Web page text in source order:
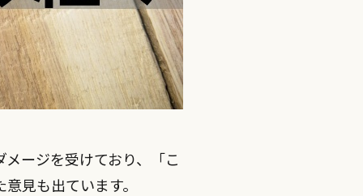
ージを受けており、「こ
見も出ています。